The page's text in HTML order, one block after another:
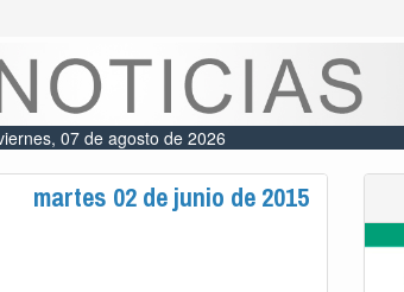
07 de agosto de 2026
martes 02 de junio de 2015